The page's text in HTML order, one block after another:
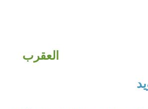
العقرب